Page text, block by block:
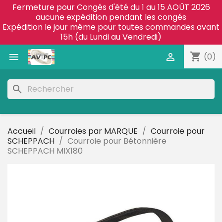
Fermeture pour Congés d'été du 1 au 15 AOÛT 2026
aucune expédition pendant les congés
Expédition le jour même pour toutes commandes avant
15h (du Lundi au Vendredi)
 shopping_cart (0)

search
Accueil Courroies par MARQUE
Courroie pour
SCHEPPACH
Courroie pour Bétonnière
SCHEPPACH MIX180